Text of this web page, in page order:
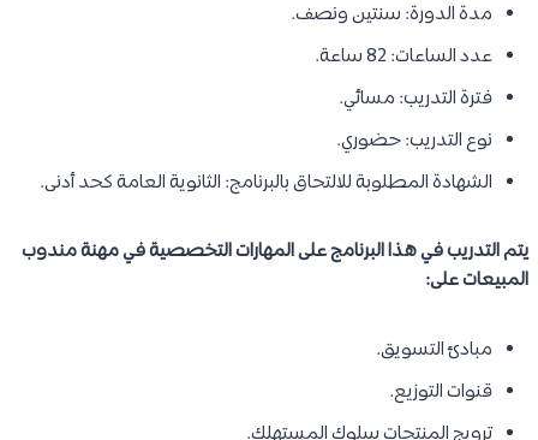
مدة الدورة: سنتين ونصف.
عدد الساعات: 82 ساعة.
فترة التدريب: مسائي.
نوع التدريب: حضوري.
الشهادة المطلوبة للالتحاق بالبرنامج: الثانوية العامة كحد أدنى.
يتم التدريب في هذا البرنامج على المهارات التخصصية في مهنة مندوب
المبيعات على:
مبادئ التسويق.
قنوات التوزيع.